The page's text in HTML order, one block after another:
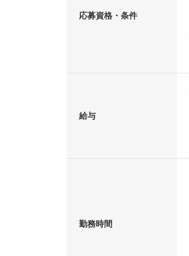
応募資格・条件
給与
勤務時間